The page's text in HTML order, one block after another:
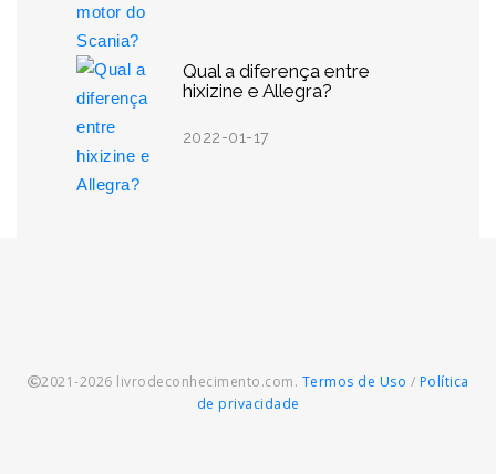
Qual a diferença entre
hixizine e Allegra?
2022-01-17
2021-2026 livrodeconhecimento.com. Termos de Uso / Política
de privacidade